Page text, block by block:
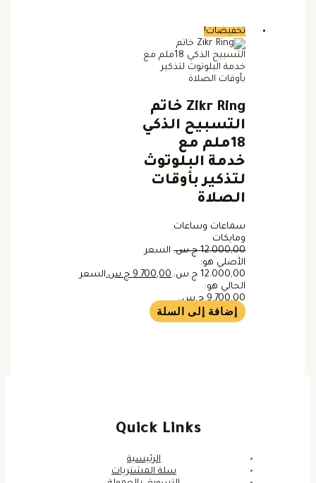
تخفيضات!
Zikr Ring خاتم
التسبيح الذكي
18ملم مع
خدمة البلوتوث
لتذكير بأوقات
الصلاة
سماعات وساعات
ومايكات
12.000,00 ج.س. السعر
الأصلي هو:
12.000,00 ج.س..
9.700,00 ج.س.السعر
الحالي هو:
9.700,00 ج.س..
إضافة إلى السلة
Quick Links
الرئيسية
سلة المشتريات